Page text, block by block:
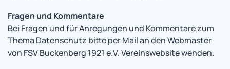
Fragen und Kommentare
Bei Fragen und für Anregungen und Kommentare zum
Thema Datenschutz bitte per Mail an den Webmaster
von FSV Buckenberg 1921 e.V. Vereinswebsite wenden.